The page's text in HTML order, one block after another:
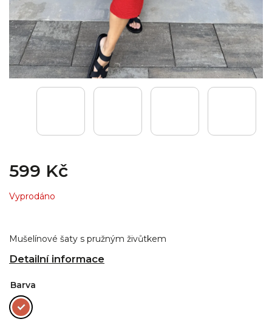
599 Kč
Vyprodáno
Mušelínové šaty s pružným živůtkem
Detailní informace
Barva